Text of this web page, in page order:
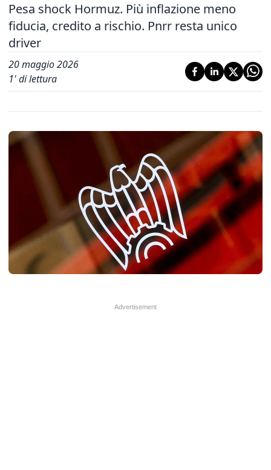
Pesa shock Hormuz. Più inflazione meno
fiducia, credito a rischio. Pnrr resta unico
driver
20 maggio 2026
1' di lettura